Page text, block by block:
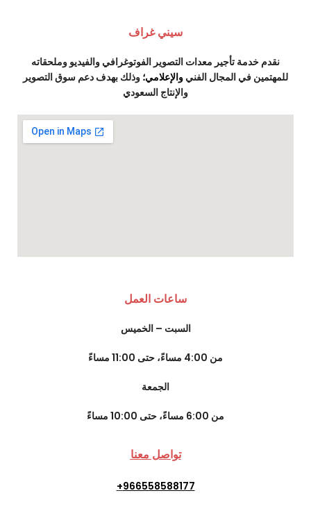
سيني غراف
نقدم خدمة تأجير معدات التصوير الفوتوغرافي والفيديو وملحقاته
للمهتمين في المجال الفني والإعلامي؛ وذلك بهدف دعم سوق التصوير
والإنتاج السعودي
ساعات العمل
السبت – الخميس
من 4:00 مساءً، حتى 11:00 مساءً
الجمعة
من 6:00 مساءً، حتى 10:00 مساءً
تواصل معنا
966558588177
+